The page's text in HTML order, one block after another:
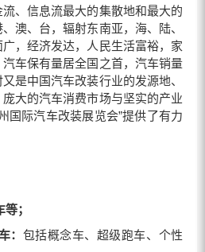
、信息流最大的集散地和最大的
澳、台，辐射东南亚，海、陆、
，经济发达，人民生活富裕，家
车保有量居全国之首，汽车销量
是中国汽车改装行业的发源地、
大的汽车消费市场与坚实的产业
国际汽车改装展览会”提供了有力
；
： 包括概念车、超级跑车、个性